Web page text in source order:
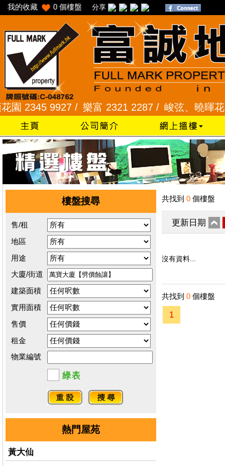
我的收藏 0 個樓盤 分享
2345 9927 /樂富 2321 2287 /峻弦、曉暉花園
樓盤搜尋
售/租
地區
用途
大廈/街道
建築面積
實用面積
售價
租金
物業編號
熱門屋苑
黃大仙
共找到 0 個樓盤
更新日期
沒有資料...
共找到 0 個樓盤
1